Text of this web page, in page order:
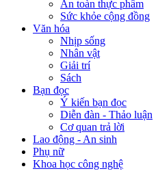
An toàn thực phẩm
Sức khỏe cộng đồng
Văn hóa
Nhịp sống
Nhân vật
Giải trí
Sách
Bạn đọc
Ý kiến bạn đọc
Diễn đàn - Thảo luận
Cơ quan trả lời
Lao động - An sinh
Phụ nữ
Khoa học công nghệ